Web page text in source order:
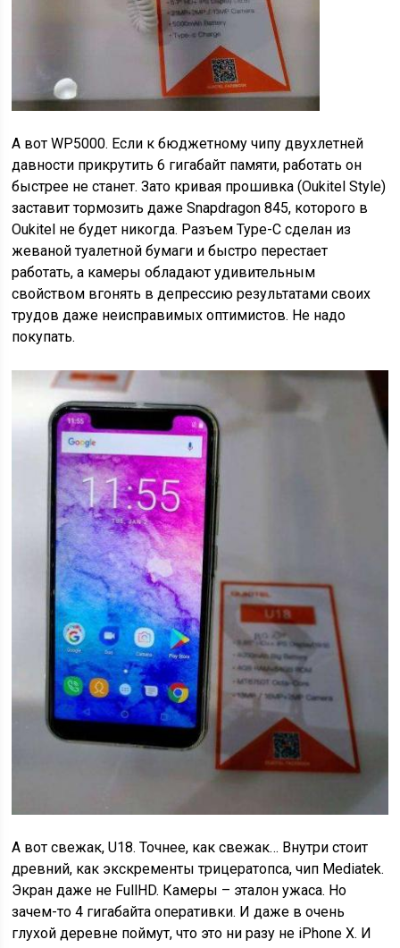
А вот WP5000. Если к бюджетному чипу двухлетней
давности прикрутить 6 гигабайт памяти, работать он
быстрее не станет. Зато кривая прошивка (Oukitel Style)
заставит тормозить даже Snapdragon 845, которого в
Oukitel не будет никогда. Разъем Type-C сделан из
жеваной туалетной бумаги и быстро перестает
работать, а камеры обладают удивительным
свойством вгонять в депрессию результатами своих
трудов даже неисправимых оптимистов. Не надо
покупать.
А вот свежак, U18. Точнее, как свежак… Внутри стоит
древний, как экскременты трицератопса, чип Mediatek.
Экран даже не FullHD. Камеры – эталон ужаса. Но
зачем-то 4 гигабайта оперативки. И даже в очень
глухой деревне поймут, что это ни разу не iPhone X. И